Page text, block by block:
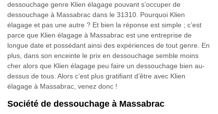
dessouchage genre Klien élagage pouvant s’occuper de
dessouchage à Massabrac dans le 31310. Pourquoi Klien
élagage et pas une autre ? Et bien la réponse est simple ; c’est
parce que Klien élagage à Massabrac est une entreprise de
longue date et possédant ainsi des expériences de tout genre. En
plus, dans son enceinte le prix en dessouchage semble moins
cher alors que Klien élagage peu faire un dessouchage bien au-
dessus de tous. Alors c’est plus gratifiant d’être avec Klien
élagage à Massabrac, venez donc !
Société de dessouchage à Massabrac